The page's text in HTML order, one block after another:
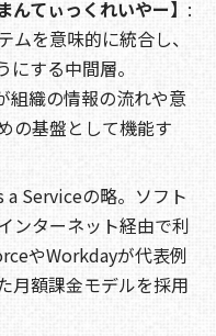
てぃっくれいやー】 :
を意味的に統合し、
する中間層。
組織の情報の流れや意
の基盤として機能す
a Serviceの略。ソフト
ンターネット経由で利
やWorkdayが代表例
月額課金モデルを採用